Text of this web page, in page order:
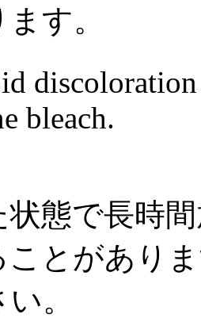
す。
bleach.
状態で長時
とがあり
。